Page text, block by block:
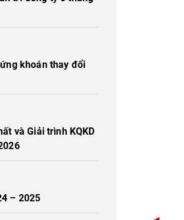
khoán thay đổi
và Giải trình KQKD
– 2025